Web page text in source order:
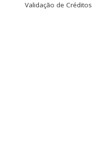
Validação de Créditos